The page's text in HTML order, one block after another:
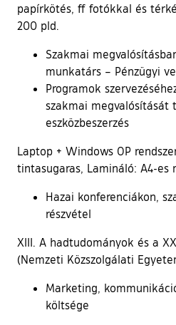
papírkötés, ff fotókkal és
200 pld.
Szakmai
munkatárs – Pénzügyi
Programok
szakmai megvalósítását
eszközbeszerzés
Laptop + Windows OP
tintasugaras, Lamináló: A4-es
Hazai konferenciákon,
részvétel
XIII. A hadtudományok és a
(Nemzeti Közszolgálati
Marketing,
költsége